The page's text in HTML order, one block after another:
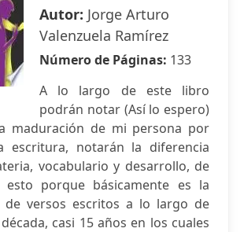
Autor: Jorge Arturo
Valenzuela Ramírez
Número de Páginas: 133
A lo largo de este libro
podrán notar (Así lo espero)
maduración de mi persona por
escritura, notarán la diferencia
vocabulario y desarrollo, de
esto porque básicamente es la
de versos escritos a lo largo de
casi 15 años en los cuales